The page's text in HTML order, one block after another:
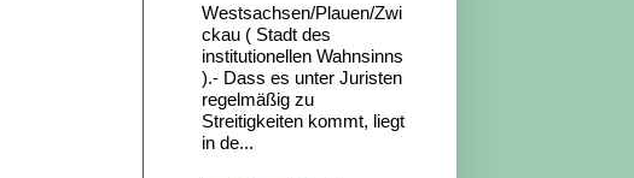
Westsachsen/Plauen/Zwi
ckau ( Stadt des
institutionellen Wahnsinns
).- Dass es unter Juristen
regelmäßig zu
Streitigkeiten kommt, liegt
in de...